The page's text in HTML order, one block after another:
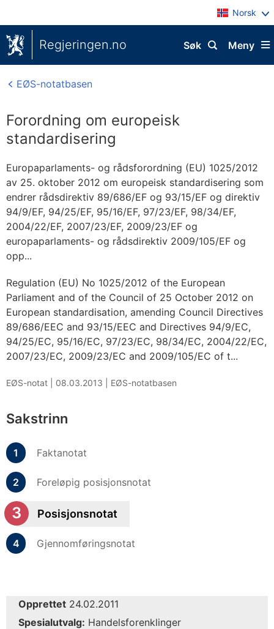
Norsk
Regjeringen.no Meny
Søk
EØS-notatbasen
Forordning om europeisk
standardisering
Europaparlaments- og rådsforordning (EU) 1025/2012
av 25. oktober 2012 om europeisk standardisering som
endrer rådsdirektiv 89/686/EF og 93/15/EF og direktiv
94/9/EF, 94/25/EF, 95/16/EF, 97/23/EF, 98/34/EF,
2004/22/EF, 2007/23/EF, 2009/23/EF og
europaparlaments- og rådsdirektiv 2009/105/EF og
opp...
Regulation (EU) No 1025/2012 of the European
Parliament and of the Council of 25 October 2012 on
European standardisation, amending Council Directives
89/686/EEC and 93/15/EEC and Directives 94/9/EC,
94/25/EC, 95/16/EC, 97/23/EC, 98/34/EC, 2004/22/EC,
2007/23/EC, 2009/23/EC and 2009/105/EC of t...
EØS-notat | 08.03.2013 EØS-notatbasen
Sakstrinn
Faktanotat
Foreløpig posisjonsnotat
Posisjonsnotat
Gjennomføringsnotat
Opprettet 24.02.2011
Spesialutvalg: Handelsforenklinger